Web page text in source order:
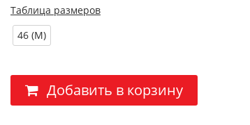
Таблица размеров
46 (M)
Добавить в корзину